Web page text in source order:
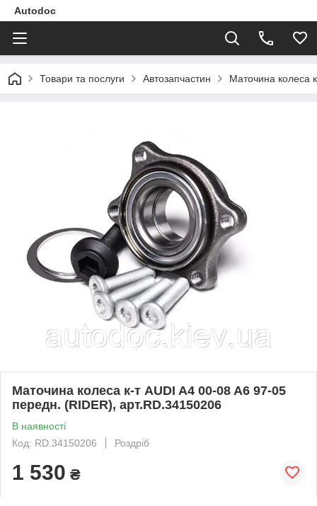
Autodoc
Товари та послуги Автозапчастин Маточина колеса
Маточина колеса к-т AUDI A4 00-08 A6 97-05
передн. (RIDER), арт.RD.34150206
В наявності
Код: RD.34150206
Роздріб
1 530 ₴